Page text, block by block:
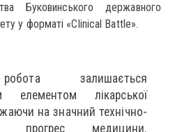
Буковинського державного
у форматі «Clinical Battle».
залишається
елементом лікарської
на значний технічно-
прогрес медицини.